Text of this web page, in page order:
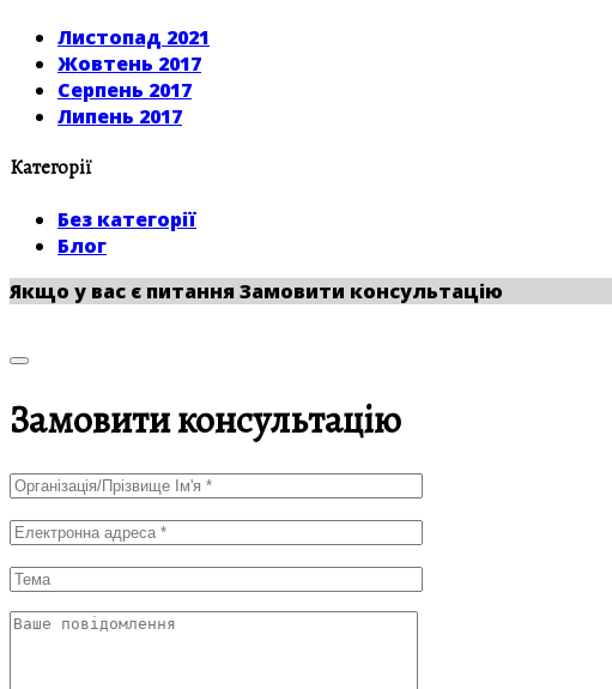
Листопад 2021
Жовтень 2017
Серпень 2017
Липень 2017
Категорії
Без категорії
Блог
Якщо у вас є питанняЗамовити консультацію
Замовити консультацію